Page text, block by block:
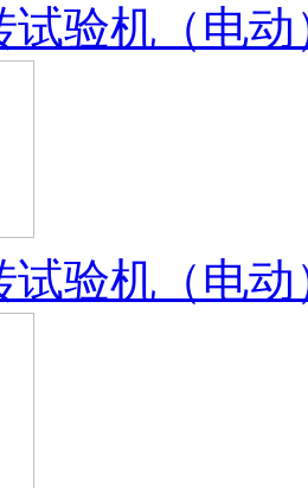
验机（电动
验机（电动